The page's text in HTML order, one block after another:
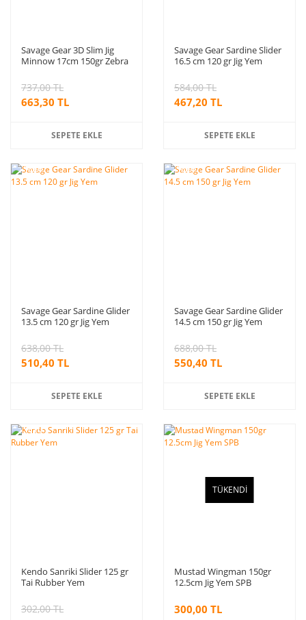
Savage Gear 3D Slim Jig
Minnow 17cm 150gr Zebra
663,30 TL
737,00 TL
SEPETE EKLE
Savage Gear Sardine Slider
16.5 cm 120 gr Jig Yem
467,20 TL
584,00 TL
SEPETE EKLE
%20
indirim
Savage Gear Sardine Glider
13.5 cm 120 gr Jig Yem
510,40 TL
638,00 TL
SEPETE EKLE
%20
indirim
Savage Gear Sardine Glider
14.5 cm 150 gr Jig Yem
550,40 TL
688,00 TL
SEPETE EKLE
%10
Kendo Sanriki Slider 125 gr
Tai Rubber Yem
302,00 TL
TÜKENDİ
Mustad Wingman 150gr
12.5cm Jig Yem SPB
300,00 TL